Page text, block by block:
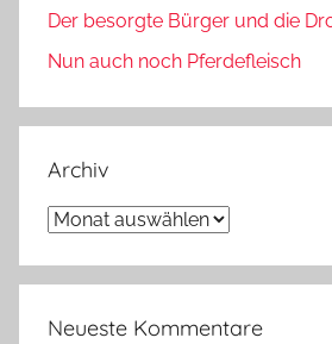
Der besorgte Bürger und die
Nun auch noch Pferdefleisch
Archiv
Archiv
Neueste Kommentare